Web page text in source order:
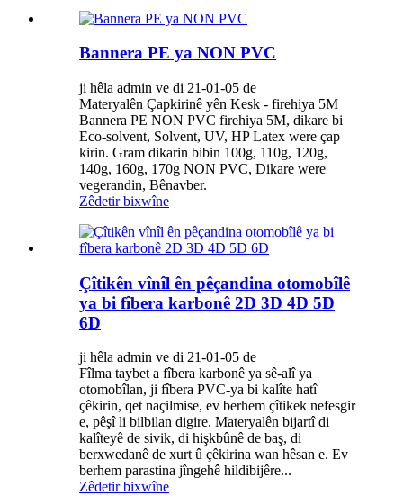
Bannera PE ya NON PVC
ji hêla admin ve di 21-01-05 de
Materyalên Çapkirinê yên Kesk - firehiya 5M
Bannera PE NON PVC firehiya 5M, dikare bi
Eco-solvent, Solvent, UV, HP Latex were çap
kirin. Gram dikarin bibin 100g, 110g, 120g,
140g, 160g, 170g NON PVC, Dikare were
vegerandin, Bênavber.
Zêdetir bixwîne
Çîtikên vînîl ên pêçandina otomobîlê
ya bi fîbera karbonê 2D 3D 4D 5D
6D
ji hêla admin ve di 21-01-05 de
Fîlma taybet a fîbera karbonê ya sê-alî ya
otomobîlan, ji fîbera PVC-ya bi kalîte hatî
çêkirin, qet naçilmise, ev berhem çîtikek nefesgir
e, pêşî li bilbilan digire. Materyalên bijartî di
kalîteyê de sivik, di hişkbûnê de baş, di
berxwedanê de xurt û çêkirina wan hêsan e. Ev
berhem parastina jîngehê hildibijêre...
Zêdetir bixwîne